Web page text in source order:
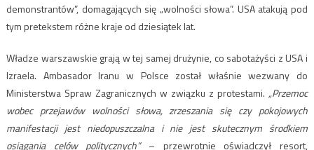
demonstrantów”, domagających się „wolności słowa”. USA atakują pod
tym pretekstem różne kraje od dziesiątek lat.
Władze warszawskie grają w tej samej drużynie, co sabotażyści z USA i
Izraela. Ambasador Iranu w Polsce został właśnie wezwany do
Ministerstwa Spraw Zagranicznych w związku z protestami.„Przemoc
wobec przejawów wolności słowa, zrzeszania się czy pokojowych
manifestacji jest niedopuszczalna i nie jest skutecznym środkiem
osiągania celów politycznych”– przewrotnie oświadczył resort,